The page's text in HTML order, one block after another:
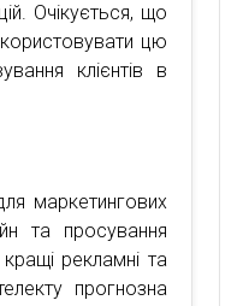
Очікується, що
цю
клієнтів в
маркетингових
та просування
рекламні та
прогнозна